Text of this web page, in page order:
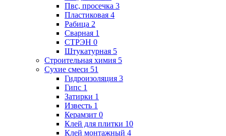
Пвс, просечка 3
Пластиковая 4
Рабица 2
Сварная 1
СТРЭН 0
Штукатурная 5
Строительная химия 5
Сухие смеси 51
Гидроизоляция 3
Гипс 1
Затирки 1
Известь 1
Керамзит 0
Клей для плитки 10
Клей монтажный 4